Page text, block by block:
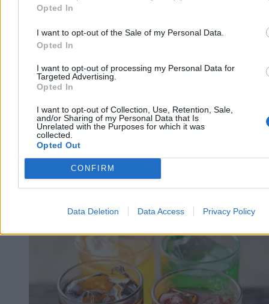
Opted In
I want to opt-out of the Sale of my Personal Data.
Opted In
I want to opt-out of processing my Personal Data for
Targeted Advertising.
Opted In
I want to opt-out of Collection, Use, Retention, Sale,
and/or Sharing of my Personal Data that Is
Unrelated with the Purposes for which it was
collected.
Opted Out
CONFIRM
Data Deletion Data Access Privacy Policy
Tomasz Pałasz
06.08.2026
Reklama
Reklama